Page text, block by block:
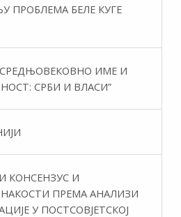
ПРОБЛЕМА БЕЛЕ КУГЕ
ИМЕ И
СРБИ И ВЛАСИ”
КОНСЕНЗУС И
ПРЕМА АНАЛИЗИ
У ПОСТСОВЈЕТСКОЈ